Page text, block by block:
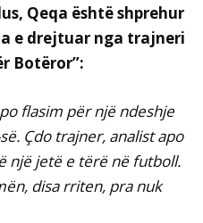
Qeqa është shprehur
e drejtuar nga trajneri
Botëror”:
flasim për një ndeshje
Çdo trajner, analist apo
një jetë e tërë në futboll.
disa rriten, pra nuk